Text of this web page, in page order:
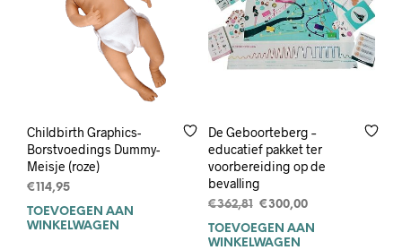
Childbirth Graphics-
Borstvoedings Dummy-
Meisje (roze)
€114,95
TOEVOEGEN AAN
WINKELWAGEN
De Geboorteberg –
educatief pakket ter
voorbereiding op de
bevalling
€362,81 Oorspronkelijke
prijs
was:
€300,00Huidige
prijs
TOEVOEGEN AAN
WINKELWAGEN